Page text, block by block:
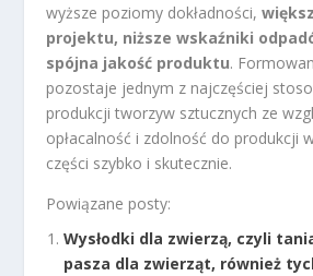
wyższe poziomy dokładności,
projektu, niższe wskaźniki
spójna jakość produktu.
pozostaje jednym z najczęściej
produkcji tworzyw sztucznych ze
opłacalność i zdolność do produkcji
części szybko i skutecznie.
Powiązane posty:
Wysłodki dla zwierzą, czyli
pasza dla zwierząt, również